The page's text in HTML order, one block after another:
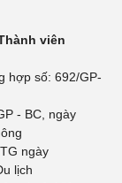
viên
hợp số: 692/GP-
- BC, ngày
ngày
lịch